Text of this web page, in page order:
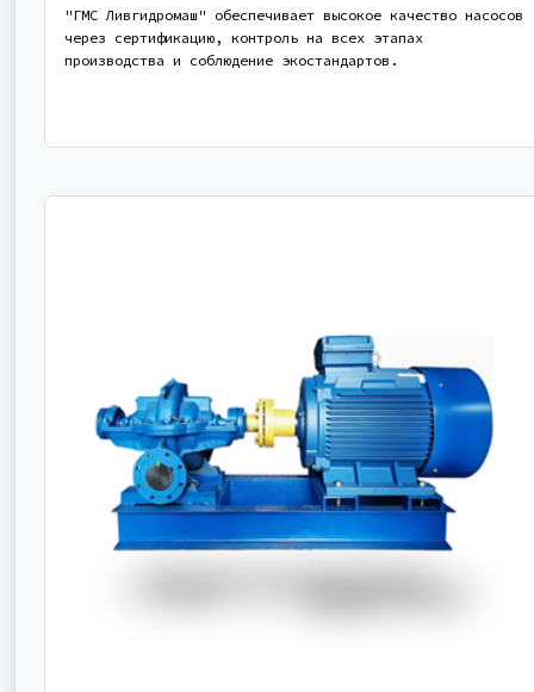
"ГМС Ливгидромаш" обеспечивает высокое качество насосов
через сертификацию, контроль на всех этапах
производства и соблюдение экостандартов.